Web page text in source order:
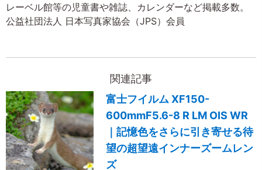
レーベル館等の児童書や雑誌、カレンダーなど掲載多数。
公益社団法人 日本写真家協会（JPS）会員
関連記事
富士フイルム XF150-
600mmF5.6-8 R LM OIS WR
｜記憶色をさらに引き寄せる待
望の超望遠インナーズームレン
ズ